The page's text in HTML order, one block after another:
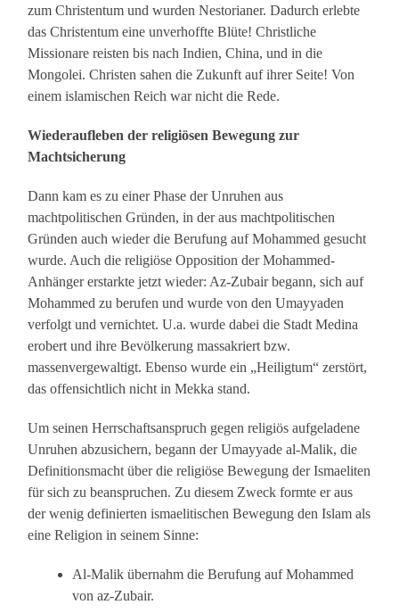
zum Christentum und wurden Nestorianer. Dadurch erlebte
das Christentum eine unverhoffte Blüte! Christliche
Missionare reisten bis nach Indien, China, und in die
Mongolei. Christen sahen die Zukunft auf ihrer Seite! Von
einem islamischen Reich war nicht die Rede.
Wiederaufleben der religiösen Bewegung zur
Machtsicherung
Dann kam es zu einer Phase der Unruhen aus
machtpolitischen Gründen, in der aus machtpolitischen
Gründen auch wieder die Berufung auf Mohammed gesucht
wurde. Auch die religiöse Opposition der Mohammed-
Anhänger erstarkte jetzt wieder: Az-Zubair begann, sich auf
Mohammed zu berufen und wurde von den Umayyaden
verfolgt und vernichtet. U.a. wurde dabei die Stadt Medina
erobert und ihre Bevölkerung massakriert bzw.
massenvergewaltigt. Ebenso wurde ein „Heiligtum“ zerstört,
das offensichtlich nicht in Mekka stand.
Um seinen Herrschaftsanspruch gegen religiös aufgeladene
Unruhen abzusichern, begann der Umayyade al-Malik, die
Definitionsmacht über die religiöse Bewegung der Ismaeliten
für sich zu beanspruchen. Zu diesem Zweck formte er aus
der wenig definierten ismaelitischen Bewegung den Islam als
eine Religion in seinem Sinne:
Al-Malik übernahm die Berufung auf Mohammed
von az-Zubair.